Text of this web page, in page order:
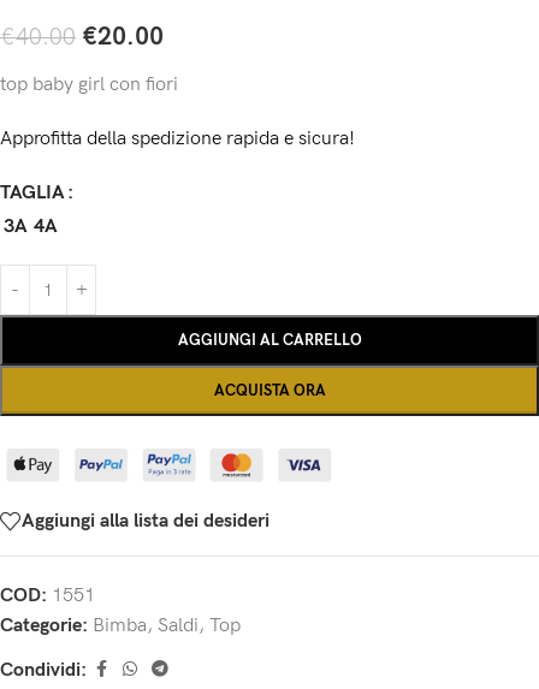
€40.00 €20.00
top baby girl con fiori
Approfitta della spedizione rapida e sicura!
TAGLIA
3A 4A
AGGIUNGI AL CARRELLO
ACQUISTA ORA
Aggiungi alla lista dei desideri
COD: 1551
Categorie: Bimba, Saldi, Top
Condividi: